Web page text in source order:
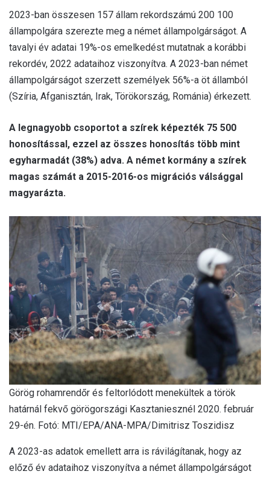
2023-ban összesen 157 állam rekordszámú 200 100
állampolgára szerezte meg a német állampolgárságot. A
tavalyi év adatai 19%-os emelkedést mutatnak a korábbi
rekordév, 2022 adataihoz viszonyítva. A 2023-ban német
állampolgárságot szerzett személyek 56%-a öt államból
(Szíria, Afganisztán, Irak, Törökország, Románia) érkezett.
A legnagyobb csoportot a szírek képezték 75 500
honosítással, ezzel az összes honosítás több mint
egyharmadát (38%) adva. A német kormány a szírek
magas számát a 2015-2016-os migrációs válsággal
magyarázta.
Görög rohamrendőr és feltorlódott menekültek a török
határnál fekvő görögországi Kasztaniesznél 2020. február
29-én. Fotó: MTI/EPA/ANA-MPA/Dimitrisz Toszidisz
A 2023-as adatok emellett arra is rávilágítanak, hogy az
előző év adataihoz viszonyítva a német állampolgárságot